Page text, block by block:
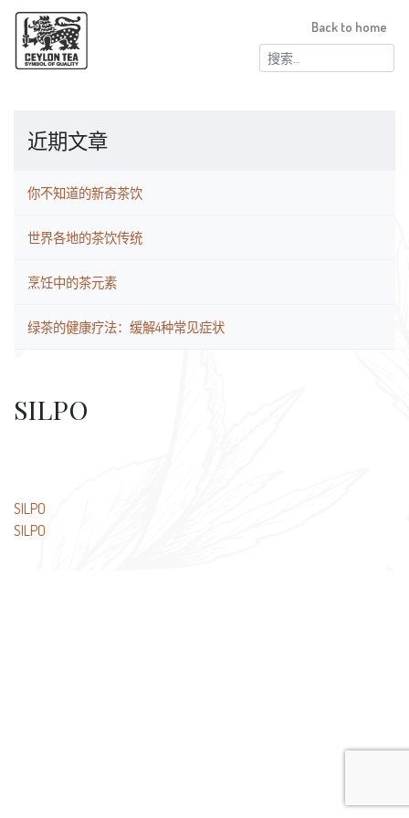
搜
索：
Back to home
近期文章
你不知道的新奇茶饮
世界各地的茶饮传统
烹饪中的茶元素
绿茶的健康疗法：缓解4种常见症状
SILPO
文
章
SILPO
SILPO